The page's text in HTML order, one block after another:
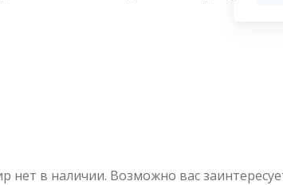
нет в наличии. Возможно вас